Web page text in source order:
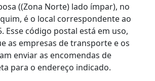
((Zona Norte) lado ímpar), no
é o local correspondente ao
Esse código postal está em uso,
as empresas de transporte e os
enviar as encomendas de
para o endereço indicado.